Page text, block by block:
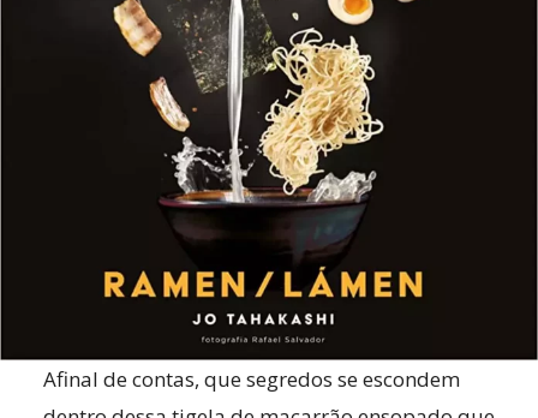
Afinal de contas, que segredos se escondem